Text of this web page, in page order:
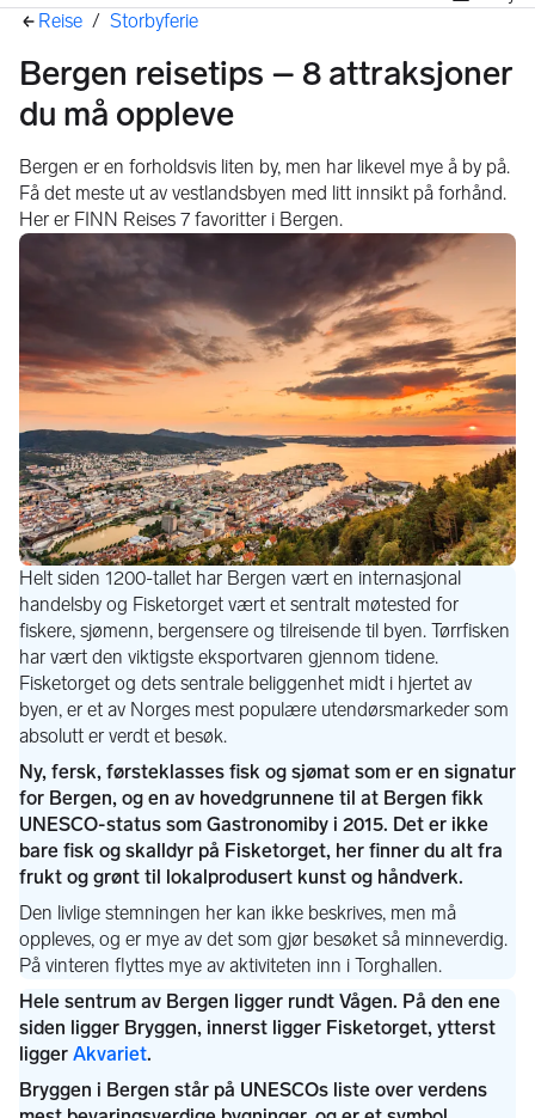
Her er du
Reise / Storbyferie
Bergen reisetips – 8 attraksjoner
du må oppleve
Bergen er en forholdsvis liten by, men har likevel mye å by på.
Få det meste ut av vestlandsbyen med litt innsikt på forhånd.
Her er FINN Reises 7 favoritter i Bergen.
Akvariet